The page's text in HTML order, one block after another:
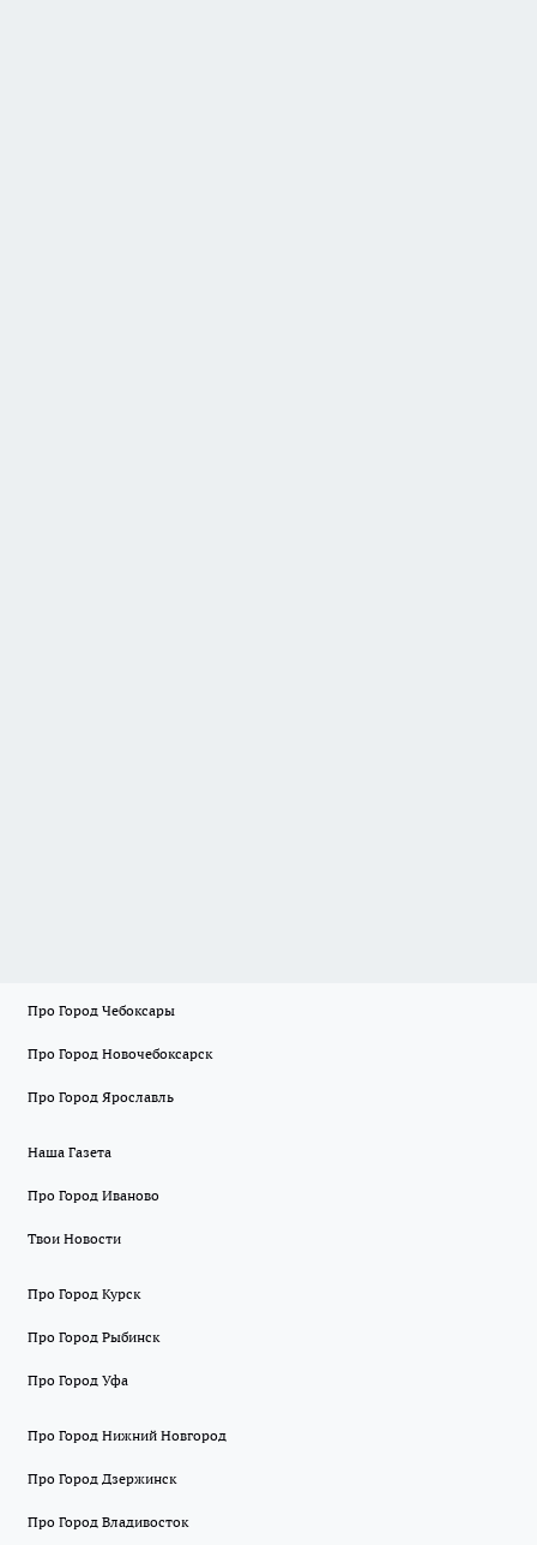
Про Город Чебоксары
Про Город Новочебоксарск
Про Город Ярославль
Наша Газета
Про Город Иваново
Твои Новости
Про Город Курск
Про Город Рыбинск
Про Город Уфа
Про Город Нижний Новгород
Про Город Дзержинск
Про Город Владивосток